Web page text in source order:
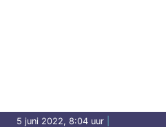
5 juni 2022, 8:04 uur